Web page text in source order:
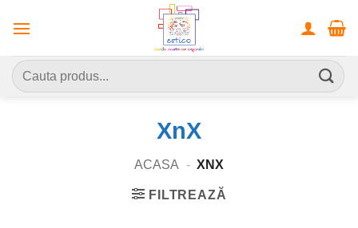
Caută
după:
XnX
ACASA - XNX
FILTREAZĂ